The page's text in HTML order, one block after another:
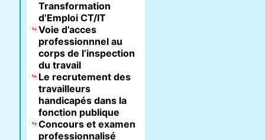
Transformation
d’Emploi CT/IT
Voie d’acces
professionnnel au
corps de l’inspection
du travail
Le recrutement des
travailleurs
handicapés dans la
fonction publique
Concours et examen
professionnalisé